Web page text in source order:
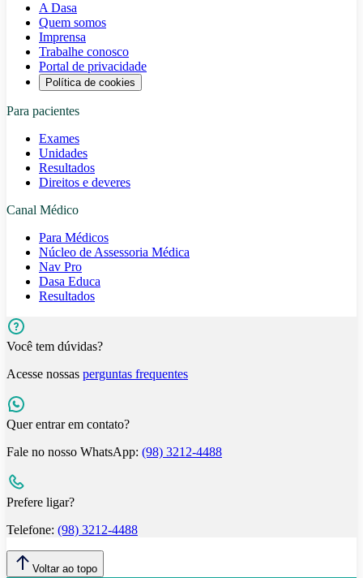
A Dasa
Quem somos
Imprensa
Trabalhe conosco
Portal de privacidade
Política de cookies
Para pacientes
Exames
Unidades
Resultados
Direitos e deveres
Canal Médico
Para Médicos
Núcleo de Assessoria Médica
Nav Pro
Dasa Educa
Resultados
Você tem dúvidas?
Acesse nossas perguntas frequentes
Quer entrar em contato?
Fale no nosso WhatsApp: (98) 3212-4488
Prefere ligar?
Telefone: (98) 3212-4488
Voltar ao topo